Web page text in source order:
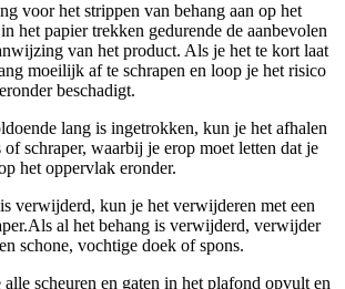
voor het strippen van behang aan op het
het papier trekken gedurende de aanbevolen
van het product. Als je het te kort laat
moeilijk af te schrapen en loop je het risico
beschadigt.
lang is ingetrokken, kun je het afhalen
of schraper, waarbij je erop moet letten dat je
het oppervlak eronder.
verwijderd, kun je het verwijderen met een
al het behang is verwijderd, verwijder
schone, vochtige doek of spons.
scheuren en gaten in het plafond opvult en